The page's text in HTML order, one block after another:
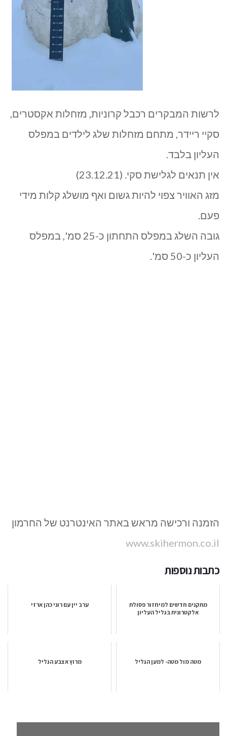
לרשות המבקרים רכבל קרוניות, מזחלות אקסטרים,
סקיי ריידר, מתחם מזחלות שלג לילדים במפלס
העליון בלבד.
אין תנאים לגלישת סקי. (23.12.21)
מזג האוויר צפוי להיות גשום ואף מושלג קלות מידי
פעם.
גובה השלג במפלס התחתון כ-25 סמ', במפלס
העליון כ-50 סמ'.
הזמנה ורכישה מראש באתר האינטרנט של החרמון
www.skihermon.co.il
כתבות נוספות
מתקנים חדשים למיחזור פסולת
אלקטרונית בגליל העליון
ערב יין עם רוני כהן ארזי
מטה מול מטה- למען הגליל מרוץ אצבע הגליל